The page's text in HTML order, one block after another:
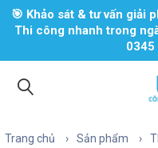
🎯 Khảo sát & tư vấn giải
Thi công nhanh trong
0345
Trang chủ Sản phẩm